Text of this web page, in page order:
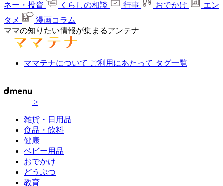
ネー・投資
くらしの相談 行事 おでかけ
エン
タメ
漫画コラム
ママの知りたい情報が集まるアンテナ
ママテナについて ご利用にあたって タグ一覧
>
雑貨・日用品
食品・飲料
健康
ベビー用品
おでかけ
どうぶつ
教育